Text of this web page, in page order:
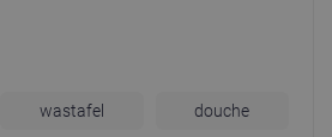
wastafel douche